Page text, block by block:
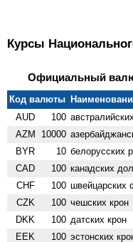
Курсы
Официальный
Код валюты
AUD
100
AZM 10000
BYR 10 белорусских
CAD 100 канадских
CHF 100 швейцарских
CZK 100 чешских крон
DKK 100 датских крон
EEK 100 эстонских